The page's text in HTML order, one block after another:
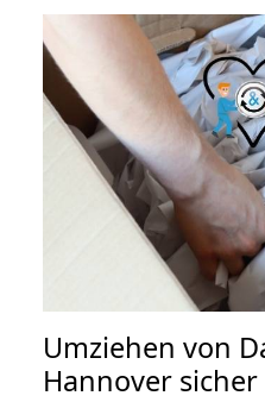
Umziehen von
Hannover